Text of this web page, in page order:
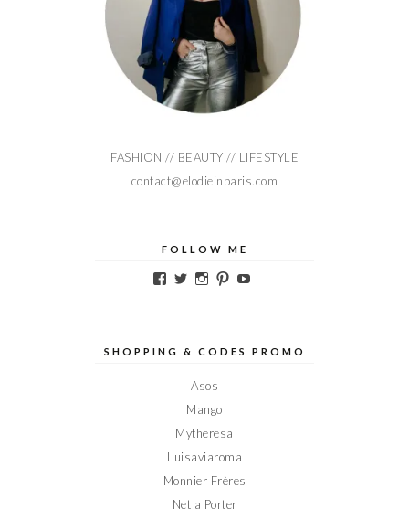
FASHION // BEAUTY // LIFESTYLE
contact@elodieinparis.com
FOLLOW ME
Voir
sur
Voir
sur
Voir
sur
Voir
sur sur
SHOPPING & CODES PROMO
Asos
Mango
Mytheresa
Luisaviaroma
Monnier Frères
Net a Porter